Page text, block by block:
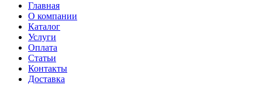
Главная
О компании
Каталог
Услуги
Оплата
Статьи
Контакты
Доставка